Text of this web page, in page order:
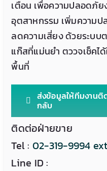
เตือน เพื่อความปลอดภัย
อุตสาหกรรม เพิ่มความ
ลดความเสี่ยง ด้วยระบบ
แก๊สที่แม่นยำ ตววจเช็คไ
พื้นที่
ส่งข้อมูลให้ทีมงานติ
กลับ
ติดต่อฝ่ายขาย
Tel : 02-319-9994
Line ID :